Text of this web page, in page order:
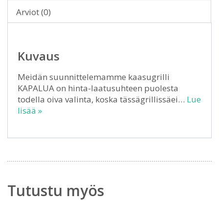
Arviot (0)
Kuvaus
Meidän suunnittelemamme kaasugrilli
KAPALUA on hinta-laatusuhteen puolesta
todella oiva valinta, koska tässägrillissäei… Lue
lisää »
Tutustu myös